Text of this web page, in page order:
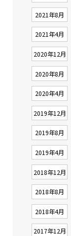
2021年8月
2021年4月
2020年12月
2020年8月
2020年4月
2019年12月
2019年8月
2019年4月
2018年12月
2018年8月
2018年4月
2017年12月